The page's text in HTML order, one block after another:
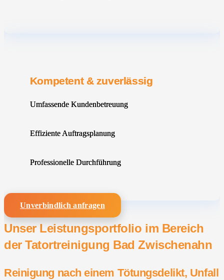
Kompetent & zuverlässig
Umfassende Kundenbetreuung
Effiziente Auftragsplanung
Professionelle Durchführung
Unverbindlich anfragen
Unser Leistungsportfolio im Bereich
der Tatortreinigung Bad Zwischenahn⁠
Reinigung nach einem Tötungsdelikt, Unfall